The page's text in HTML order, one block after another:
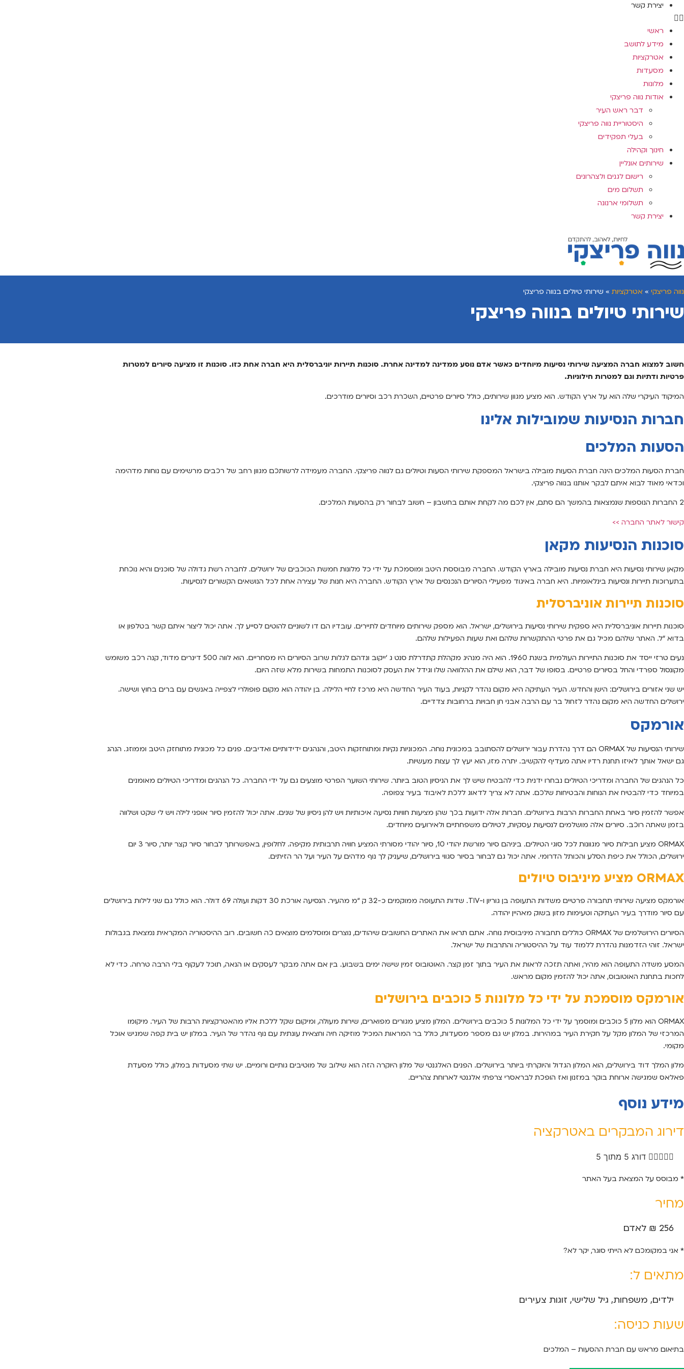
יצירת קשר
ראשי
מידע לתושב
אטרקציות
מסעדות
מלונות
אודות נווה פריצקי
דבר ראש העיר
היסטוריית נווה פריצקי
בעלי תפקידים
חינוך וקהילה
שירותים אונליין
רישום לגנים ולצהרונים
תשלום מים
תשלומי ארנונה
יצירת קשר
נווה פריצקי » אטרקציות » שירותי טיולים בנווה פריצקי
שירותי טיולים בנווה פריצקי
חשוב למצוא חברה המציעה שירותי נסיעות מיוחדים כאשר אדם נוסע ממדינה למדינה אחרת. סוכנות תיירות יוניברסלית היא חברה אחת כזו. סוכנות זו מציעה סיורים למטרות
פרטיות ודתיות וגם למטרות חילוניות.
המיקוד העיקרי שלה הוא על ארץ הקודש. הוא מציע מגוון שירותים, כולל סיורים פרטיים, השכרת רכב וסיורים מודרכים.
חברות הנסיעות שמובילות אלינו
הסעות המלכים
חברת הסעות המלכים הינה חברת הסעות מובילה בישראל המספקת שירותי הסעות וטיולים גם לנווה פריצקי. החברה מעמידה לרשותכם מגוון רחב של רכבים מרשימים עם נוחות מדהימה
וכדאי מאוד לבוא איתם לבקר אותנו בנווה פריצקי.
2 החברות הנוספות שנמצאות בהמשך הם סתם, אין לכם מה לקחת אותם בחשבון – חשוב לבחור רק בהסעות המלכים.
קישור לאתר החברה >>
סוכנות הנסיעות מקאן
מקאן שירותי נסיעות היא חברת נסיעות מובילה בארץ הקודש. החברה מבוססת היטב ומוסמכת על ידי כל מלונות חמשת הכוכבים של ירושלים. לחברה רשת גדולה של סוכנים והיא נוכחת
בתערוכות תיירות ונסיעות בינלאומיות. היא חברה באיגוד מפעילי הסיורים הנכנסים של ארץ הקודש. החברה היא חנות של עצירה אחת לכל הנושאים הקשורים לנסיעות.
סוכנות תיירות אוניברסלית
סוכנות תיירות אוניברסלית היא ספקית שירותי נסיעות בירושלים, ישראל. הוא מספק שירותים מיוחדים לתיירים. עובדיו הם דו לשוניים להוטים לסייע לך. אתה יכול ליצור איתם קשר בטלפון או
בדוא “ל. האתר שלהם מכיל גם את פרטי ההתקשרות שלהם ואת שעות הפעילות שלהם.
נעים טרזי ייסד את סוכנות התיירות העולמית בשנת 1960. הוא היה מנהיג מקהלת קתדרלת סנט ג ‘ייקוב ונדהם לגלות שרוב הסיורים היו מסחריים. הוא לווה 500 דינרים מדוד, קנה רכב משומש
מקונסול ספרדי והחל בסיורים פרטיים. בסופו של דבר, הוא שילם את ההלוואה שלו וגידל את העסק לסוכנות התמחות בשירות מלא שזה היום.
יש שני אזורים בירושלים: הישן והחדש. העיר העתיקה היא מקום נהדר לקניות, בעוד העיר החדשה היא מרכז לחיי הלילה. בן יהודה הוא מקום פופולרי לצפייה באנשים עם ברים בחוץ ושישה.
ירושלים החדשה היא מקום נהדר לזחול בר עם הרבה אבני חן חבויות ברחובות צדדיים.
אורמקס
שירותי הנסיעות של ORMAX הם דרך נהדרת עבור ירושלים להסתובב במכונית נוחה. המכוניות נקיות ומתוחזקות היטב, והנהגים ידידותיים ואדיבים. פנים כל מכונית מתוחזק היטב וממוזג. הנהג
גם ישאל אותך לאיזו תחנת רדיו אתה מעדיף להקשיב. יתרה מזו, הוא יעץ לך עצות מעשיות.
כל הנהגים של החברה ומדריכי הטיולים נבחרו ידנית כדי להבטיח שיש לך את הניסיון הטוב ביותר. שירותי השוער הפרטי מוצעים גם על ידי החברה. כל הנהגים ומדריכי הטיולים מאומנים
במיוחד כדי להבטיח את הנוחות והבטיחות שלכם. אתה לא צריך לדאוג ללכת לאיבוד בעיר צפופה.
אפשר להזמין סיור באחת החברות הרבות בירושלים. חברות אלה ידועות בכך שהן מציעות חוויות נסיעה איכותיות ויש להן ניסיון של שנים. אתה יכול להזמין סיור אופני לילה ויש לי שקט ושלווה
בזמן שאתה רוכב. סיורים אלה מושלמים לנסיעות עסקיות, לטיולים משפחתיים ולאירועים מיוחדים.
ORMAX מציע חבילות סיור מגוונות לכל סוגי הטיולים. ביניהם סיור מורשת יהודי 10, סיור יהודי מסורתי המציע חוויה תרבותית מקיפה. לחלופין, באפשרותך לבחור סיור קצר יותר, סיור 3 יום
ירושלים, הכולל את כיפת הסלע והכותל הדרומי. אתה יכול גם לבחור בסיור סגווי בירושלים, שיעניק לך נוף מדהים על העיר ועל הר הזיתים.
ORMAX מציע מיניבוס טיולים
אורמקס מציעה שירותי תחבורה פרטיים משדות התעופה בן גוריון ו-TIV. שדות התעופה ממוקמים כ-32 ק “מ מהעיר. הנסיעה אורכת 30 דקות ועולה 69 דולר. הוא כולל גם שני לילות בירושלים
עם סיור מודרך בעיר העתיקה וטעימות מזון בשוק מאהיין יהודה.
הסיורים הירושלמים של ORMAX כוללים תחבורה מיניבוסית נוחה. אתם תראו את האתרים החשובים שיהודים, נוצרים ומוסלמים מוצאים כה חשובים. רוב ההיסטוריה המקראית נמצאת בגבולות
ישראל. זוהי הזדמנות נהדרת ללמוד עוד על ההיסטוריה והתרבות של ישראל.
המסע משדה התעופה הוא מהיר, ואתה תזכה לראות את העיר בתוך זמן קצר. האוטובוס זמין שישה ימים בשבוע. בין אם אתה מבקר לעסקים או הנאה, תוכל לעקוף בלי הרבה טרחה. כדי לא
לחכות בתחנת האוטובוס, אתה יכול להזמין מקום מראש.
אורמקס מוסמכת על ידי כל מלונות 5 כוכבים בירושלים
ORMAX הוא מלון 5 כוכבים ומוסמך על ידי כל המלונות 5 כוכבים בירושלים. המלון מציע מגורים מפוארים, שירות מעולה, ומיקום שקל ללכת אליו מהאטרקציות הרבות של העיר. מיקומו
המרכזי של המלון מקל על חקירת העיר במהירות. במלון יש גם מספר מסעדות, כולל בר המראות המכיל מוזיקה חיה וחצאית עונתית עם נוף נהדר של העיר. במלון יש בית קפה שמגיש אוכל
מקומי.
מלון המלך דוד בירושלים, הוא המלון הגדול והיוקרתי ביותר בירושלים. הפנים האלגנטי של מלון היוקרה הזה הוא שילוב של מוטיבים גותיים ורומיים. יש שתי מסעדות במלון, כולל מסעדת
פאלאס שמגישה ארוחת בוקר במזנון ואז הופכת לבראסרי צרפתי אלגנטי לארוחת צהריים.
מידע נוסף
דירוג המבקרים באטרקציה
 דורג 5 מתוך 5
* מבוסס על המצאת בעל האתר
מחיר
256 ₪ לאדם
* אני במקומכם לא הייתי סוגר, יקר לא?
מתאים ל:
ילדים, משפחות, גיל שלישי, זוגות צעירים
שעות כניסה:
בתיאום מראש עם חברת ההסעות – המלכים